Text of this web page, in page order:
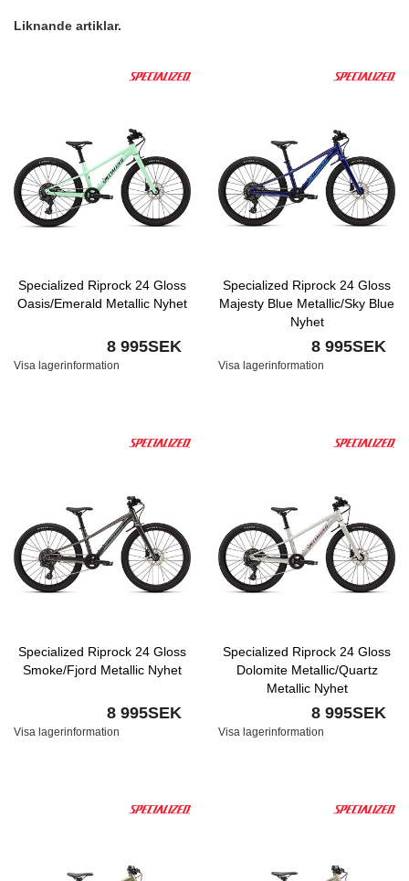
Liknande artiklar.
Specialized Riprock 24 Gloss
Oasis/Emerald Metallic Nyhet
8 995SEK
Visa lagerinformation
Specialized Riprock 24 Gloss
Majesty Blue Metallic/Sky Blue
Nyhet
8 995SEK
Visa lagerinformation
Specialized Riprock 24 Gloss
Smoke/Fjord Metallic Nyhet
8 995SEK
Visa lagerinformation
Specialized Riprock 24 Gloss
Dolomite Metallic/Quartz
Metallic Nyhet
8 995SEK
Visa lagerinformation